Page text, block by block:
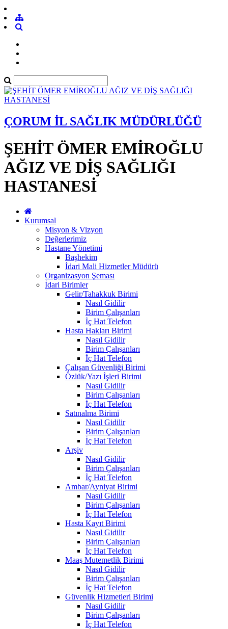
ÇORUM İL SAĞLIK MÜDÜRLÜĞÜ
ŞEHİT ÖMER EMİROĞLU
AĞIZ VE DİŞ SAĞLIĞI
HASTANESİ
Kurumsal
Misyon & Vizyon
Değerlerimiz
Hastane Yönetimi
Başhekim
İdari Mali Hizmetler Müdürü
Organizasyon Şeması
İdari Birimler
Gelir/Tahakkuk Birimi
Nasıl Gidilir
Birim Çalışanları
İç Hat Telefon
Hasta Hakları Birimi
Nasıl Gidilir
Birim Çalışanları
İç Hat Telefon
Çalışan Güvenliği Birimi
Özlük/Yazı İşleri Birimi
Nasıl Gidilir
Birim Çalışanları
İç Hat Telefon
Satınalma Birimi
Nasıl Gidilir
Birim Çalışanları
İç Hat Telefon
Arşiv
Nasıl Gidilir
Birim Çalışanları
İç Hat Telefon
Ambar/Ayniyat Birimi
Nasıl Gidilir
Birim Çalışanları
İç Hat Telefon
Hasta Kayıt Birimi
Nasıl Gidilir
Birim Çalışanları
İç Hat Telefon
Maaş Mutemetlik Birimi
Nasıl Gidilir
Birim Çalışanları
İç Hat Telefon
Güvenlik Hizmetleri Birimi
Nasıl Gidilir
Birim Çalışanları
İç Hat Telefon